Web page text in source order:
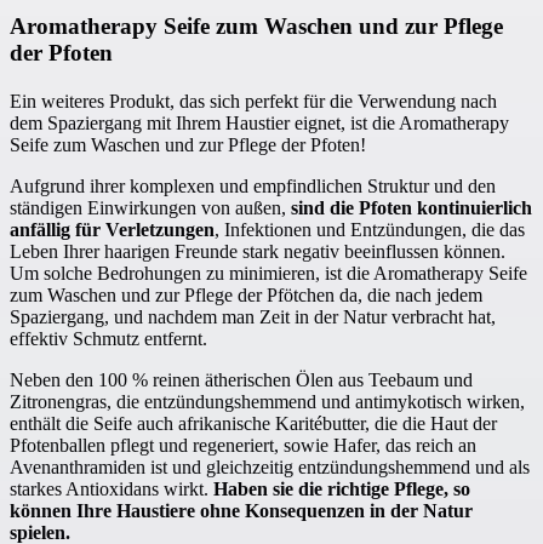
Aromatherapy Seife zum Waschen und zur Pflege
der Pfoten
Ein weiteres Produkt, das sich perfekt für die Verwendung nach
dem Spaziergang mit Ihrem Haustier eignet, ist die Aromatherapy
Seife zum Waschen und zur Pflege der Pfoten!
Aufgrund ihrer komplexen und empfindlichen Struktur und den
ständigen Einwirkungen von außen, sind die Pfoten kontinuierlich
anfällig für Verletzungen, Infektionen und Entzündungen, die das
Leben Ihrer haarigen Freunde stark negativ beeinflussen können.
Um solche Bedrohungen zu minimieren, ist die Aromatherapy Seife
zum Waschen und zur Pflege der Pfötchen da, die nach jedem
Spaziergang, und nachdem man Zeit in der Natur verbracht hat,
effektiv Schmutz entfernt.
Neben den 100 % reinen ätherischen Ölen aus Teebaum und
Zitronengras, die entzündungshemmend und antimykotisch wirken,
enthält die Seife auch afrikanische Karitébutter, die die Haut der
Pfotenballen pflegt und regeneriert, sowie Hafer, das reich an
Avenanthramiden ist und gleichzeitig entzündungshemmend und als
starkes Antioxidans wirkt. Haben sie die richtige Pflege, so
können Ihre Haustiere ohne Konsequenzen in der Natur
spielen.